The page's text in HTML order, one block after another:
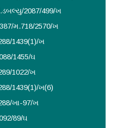
2087/499/ખ
મ.718/2570/ખ
1439(1)/ખ
1455/ઘ
1022/ખ
1439(1)/ખ(6)
ખા-97/ખ
89/ઘ